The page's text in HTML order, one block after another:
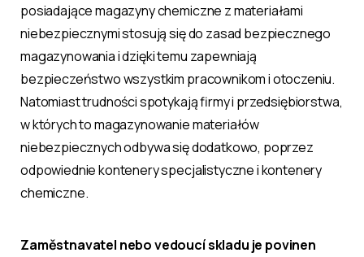
posiadające magazyny chemiczne z materiałami
niebezpiecznymi stosują się do zasad bezpiecznego
magazynowania i dzięki temu zapewniają
bezpieczeństwo wszystkim pracownikom i otoczeniu.
Natomiast trudności spotykają firmy i przedsiębiorstwa,
w których to magazynowanie materiałów
niebezpiecznych odbywa się dodatkowo, poprzez
odpowiednie kontenery specjalistyczne i kontenery
chemiczne.
Zaměstnavatel nebo vedoucí skladu je povinen